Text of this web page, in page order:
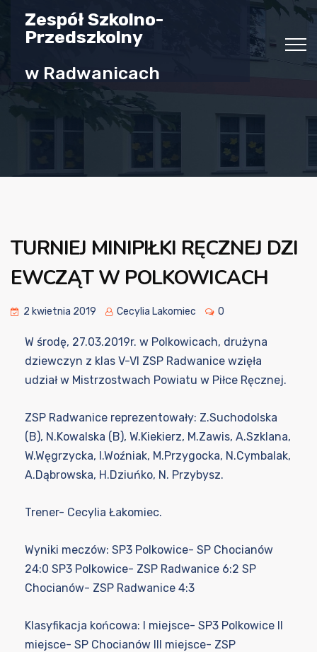
Zespół Szkolno-
Przedszkolny
w Radwanicach
TURNIEJ MINIPIŁKI RĘCZNEJ DZI
EWCZĄT W POLKOWICACH
2 kwietnia 2019 Cecylia Lakomiec 0
W środę, 27.03.2019r. w Polkowicach, drużyna
dziewczyn z klas V-VI ZSP Radwanice wzięła
udział w Mistrzostwach Powiatu w Piłce Ręcznej.
ZSP Radwanice reprezentowały: Z.Suchodolska
(B), N.Kowalska (B), W.Kiekierz, M.Zawis, A.Szklana,
W.Węgrzycka, I.Woźniak, M.Przygocka, N.Cymbalak,
A.Dąbrowska, H.Dziuńko, N. Przybysz.
Trener- Cecylia Łakomiec.
Wyniki meczów: SP3 Polkowice- SP Chocianów
24:0 SP3 Polkowice- ZSP Radwanice 6:2 SP
Chocianów- ZSP Radwanice 4:3
Klasyfikacja końcowa: I miejsce- SP3 Polkowice II
miejsce- SP Chocianów III miejsce- ZSP